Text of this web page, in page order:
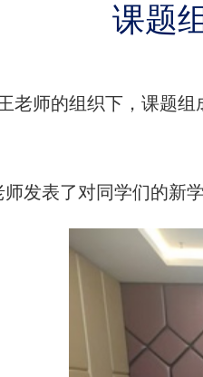
课题
老师的组织下，课题
发表了对同学们的新